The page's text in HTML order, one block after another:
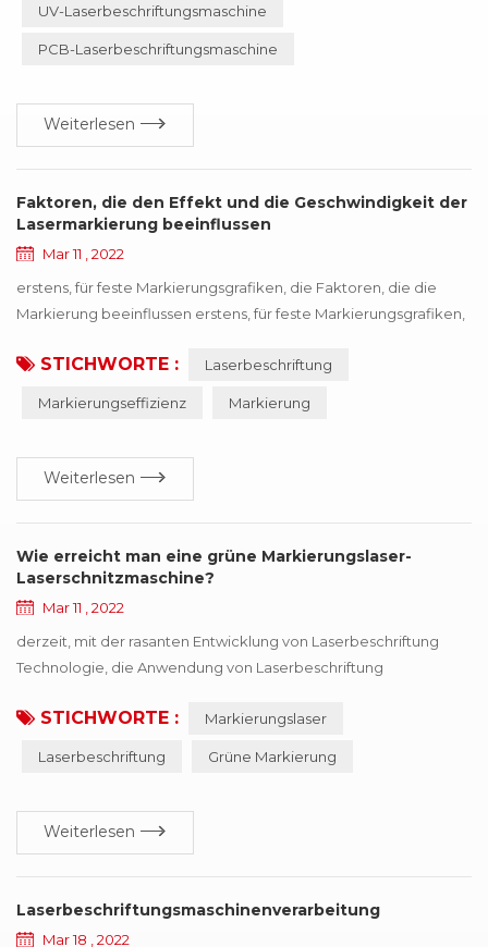
besonders geeignet für Präzision, Tiefe,
Glattheitsanforderungen des Feldes,, das in der
UV-Laserbeschriftungsmaschine
PCB-Laserbeschriftungsmaschine
Weiterlesen
Faktoren, die den Effekt und die Geschwindigkeit der
Lasermarkierung beeinflussen
Mar 11 , 2022
erstens, für feste Markierungsgrafiken, die Faktoren, die die
Markierung beeinflussen erstens, für feste Markierungsgrafiken,
Ausrüstung selbst und Verarbeitungsmaterialien unterteilt
Feldspiegel, Galvanometer, Verzögerung und andere Faktoren
STICHWORTE : Laserbeschriftung
Markierungseffizienz Markierung
Weiterlesen
Wie erreicht man eine grüne Markierungslaser-
Laserschnitzmaschine?
Mar 11 , 2022
derzeit, mit der rasanten Entwicklung von Laserbeschriftung
Technologie, die Anwendung von Laserbeschriftung
jetzt können wir viele bereiche sehen die
Laserbeschriftungsmaschine ist unserem gegenwärtigen Leben
Verarbeitung, ha...
STICHWORTE : Markierungslaser
Laserbeschriftung Grüne Markierung
Weiterlesen
Laserbeschriftungsmaschinenverarbeitung
Mar 18 , 2022